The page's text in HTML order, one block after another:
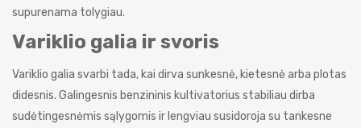
supurenama tolygiau.
Variklio galia ir svoris
Variklio galia svarbi tada, kai dirva sunkesnė, kietesnė arba plotas
didesnis. Galingesnis benzininis kultivatorius stabiliau dirba
sudėtingesnėmis sąlygomis ir lengviau susidoroja su tankesne